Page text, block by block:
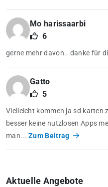
Mo harissaarbi
6
gerne mehr davon.. danke für
Gatto
5
Vielleicht kommen ja sd karten
besser keine nutzlosen Apps
man...Zum Beitrag
Aktuelle Angebote